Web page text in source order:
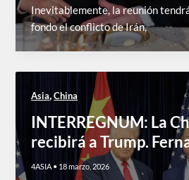
Inevitablemente, la reunión
fondo el conflicto de Irán,
Asia,China
INTERREGNUM: La
recibirá a Trump.
4ASIA • 18 marzo, 2026